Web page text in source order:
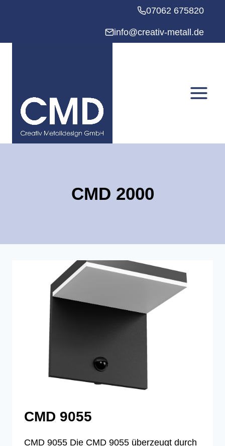
07062 675820
info@creativ-metall.de
CMD 2000
CMD 9055
CMD 9055 Die CMD 9055 überzeugt durch